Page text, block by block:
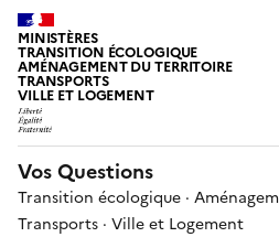
MINISTÈRES
TRANSITION ÉCOLOGIQUE
AMÉNAGEMENT DU TERRITOIRE
TRANSPORTS
VILLE ET LOGEMENT
Vos Questions
Transition écologique ·
Transports · Ville et Logement